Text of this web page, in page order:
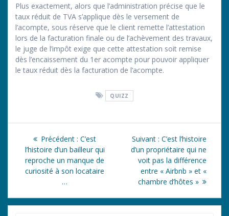
Plus exactement, alors que l’administration précise que le
taux réduit de TVA s’applique dès le versement de
l’acompte, sous réserve que le client remette l’attestation
lors de la facturation finale ou de l’achèvement des travaux,
le juge de l’impôt exige que cette attestation soit remise
dès l’encaissement du 1er acompte pour pouvoir appliquer
le taux réduit dès la facturation de l’acompte.
QUIZZ
Navigation
l’article
Précédent : Article
précédent
:
C’est
l’histoire d’un bailleur qui
reproche un manque de
curiosité à son locataire
…
Suivant : Article
suivant
:
C’est l’histoire
d’un propriétaire qui ne
voit pas la différence
entre « Airbnb » et «
chambre d’hôtes »